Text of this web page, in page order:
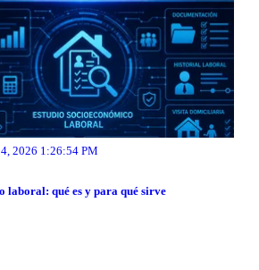
2026 1:26:54 PM
laboral: qué es y para qué sirve